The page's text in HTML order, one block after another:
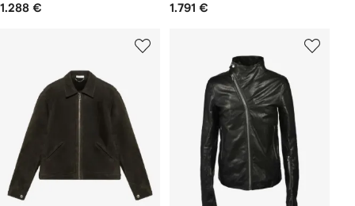
1.288 € 1.791 €